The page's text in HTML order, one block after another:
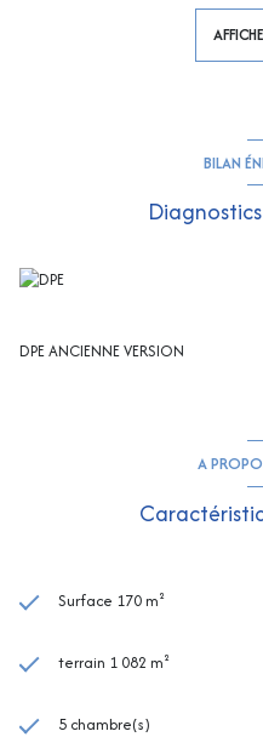
Jardin paysager et piscinable,
Les informations sur les risques
BILAN
DPE ANCIENNE VERSION
A
Surface 170 m²
terrain 1 082 m²
5 chambre(s)